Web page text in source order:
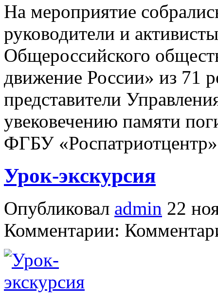
На мероприятие
руководители и
Общероссийского
движение России» из 71
представители
увековечению памяти
ФГБУ
Урок-экскурсия
Опубликовал admin 22
Комментарии: